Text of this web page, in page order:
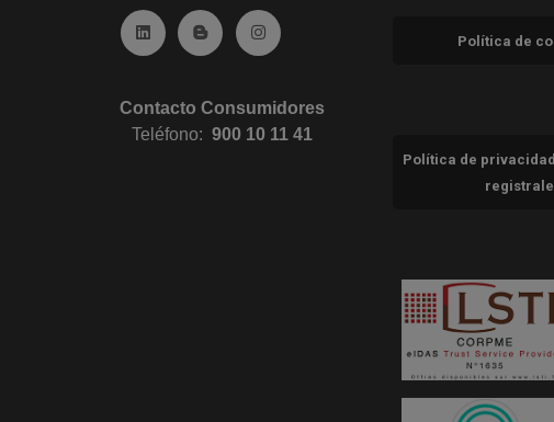
Ir a Linkedin (abre en ventana nueva)
Ir al Blog (abre en ventana nueva)
Ir a Instagram (abre en ventana nueva)
Contacto Consumidores
Teléfono:900 10 11 41
Política de
Política de